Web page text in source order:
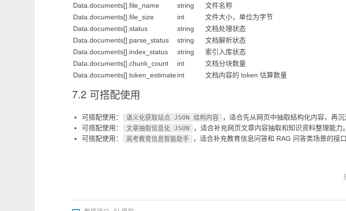
Data.documents[].file_name
string
文件名称
Data.documents[].file_size
int
文件大小，单位为字节
Data.documents[].status
string
文档处理状态
Data.documents[].parse_status
string
文档解析状态
Data.documents[].index_status
string
索引入库状态
Data.documents[].chunk_count
int
文档分块数量
Data.documents[].token_estimate int 文档内容的 token 估算数量
7.2 可搭配使用
可搭配使用： 语义化获取站点 JSON 结构内容
，适合先从网页中抽取结构化内容，再沉
可搭配使用：
文章抽取信息化 JSON
，适合补充网页文章内容抽取和知识资料整理能力。
可搭配使用：
高考教育信息智能助手 ，适合补充教育信息问答和 RAG 问答类场景的接口